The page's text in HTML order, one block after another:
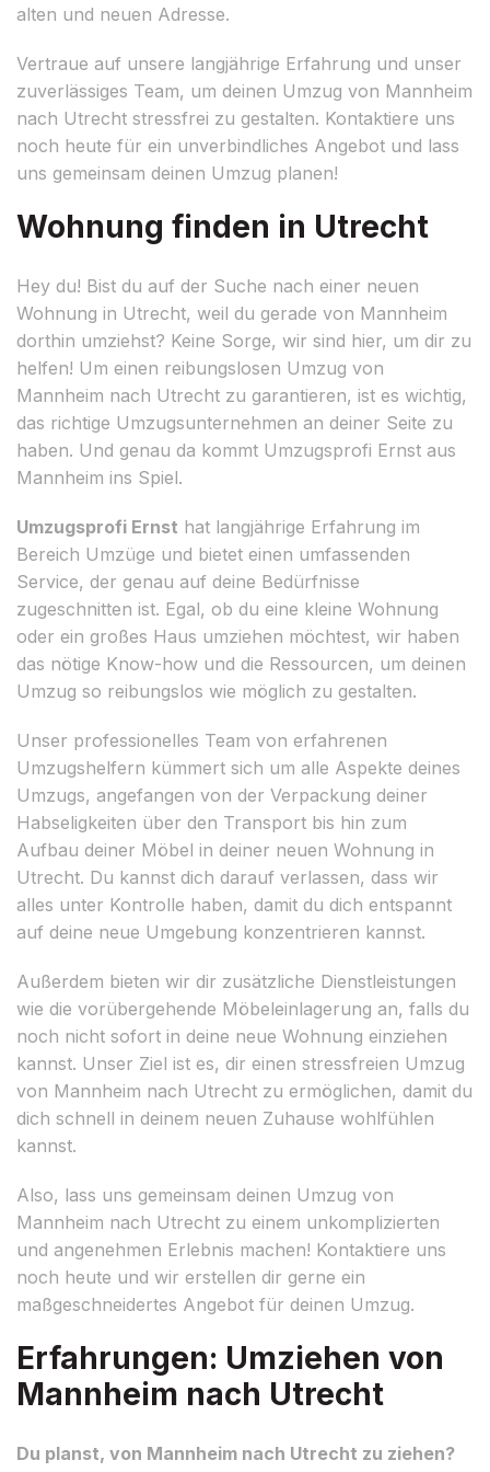
alten und neuen Adresse.
Vertraue auf unsere langjährige Erfahrung und unser
zuverlässiges Team, um deinen Umzug von Mannheim
nach Utrecht stressfrei zu gestalten. Kontaktiere uns
noch heute für ein unverbindliches Angebot und lass
uns gemeinsam deinen Umzug planen!
Wohnung finden in Utrecht
Hey du! Bist du auf der Suche nach einer neuen
Wohnung in Utrecht, weil du gerade von Mannheim
dorthin umziehst? Keine Sorge, wir sind hier, um dir zu
helfen! Um einen reibungslosen Umzug von
Mannheim nach Utrecht zu garantieren, ist es wichtig,
das richtige Umzugsunternehmen an deiner Seite zu
haben. Und genau da kommt Umzugsprofi Ernst aus
Mannheim ins Spiel.
Umzugsprofi Ernst hat langjährige Erfahrung im
Bereich Umzüge und bietet einen umfassenden
Service, der genau auf deine Bedürfnisse
zugeschnitten ist. Egal, ob du eine kleine Wohnung
oder ein großes Haus umziehen möchtest, wir haben
das nötige Know-how und die Ressourcen, um deinen
Umzug so reibungslos wie möglich zu gestalten.
Unser professionelles Team von erfahrenen
Umzugshelfern kümmert sich um alle Aspekte deines
Umzugs, angefangen von der Verpackung deiner
Habseligkeiten über den Transport bis hin zum
Aufbau deiner Möbel in deiner neuen Wohnung in
Utrecht. Du kannst dich darauf verlassen, dass wir
alles unter Kontrolle haben, damit du dich entspannt
auf deine neue Umgebung konzentrieren kannst.
Außerdem bieten wir dir zusätzliche Dienstleistungen
wie die vorübergehende Möbeleinlagerung an, falls du
noch nicht sofort in deine neue Wohnung einziehen
kannst. Unser Ziel ist es, dir einen stressfreien Umzug
von Mannheim nach Utrecht zu ermöglichen, damit du
dich schnell in deinem neuen Zuhause wohlfühlen
kannst.
Also, lass uns gemeinsam deinen Umzug von
Mannheim nach Utrecht zu einem unkomplizierten
und angenehmen Erlebnis machen! Kontaktiere uns
noch heute und wir erstellen dir gerne ein
maßgeschneidertes Angebot für deinen Umzug.
Erfahrungen: Umziehen von
Mannheim nach Utrecht
Du planst, von Mannheim nach Utrecht zu ziehen?